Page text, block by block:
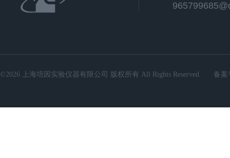
©2026 上海培因实验仪器有限公司 版权所有 All Rights Reserved. 备案